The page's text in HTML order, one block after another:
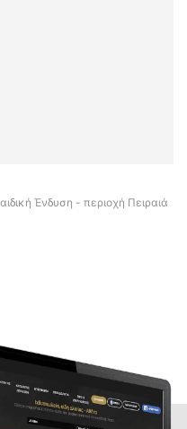
Ένδυση - περιοχή Πειραιά